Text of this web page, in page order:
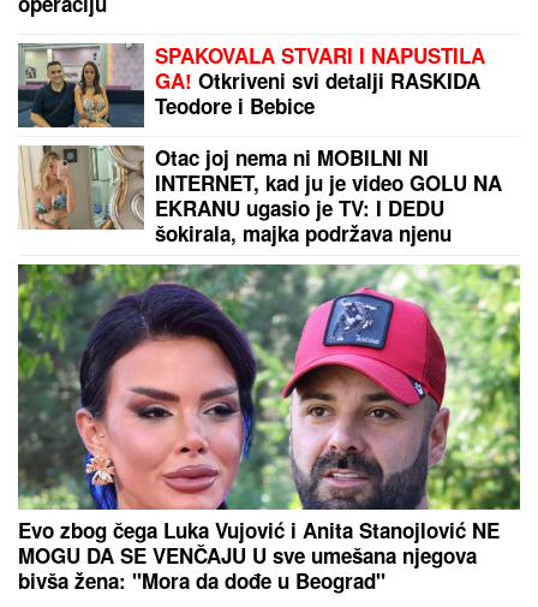
SPAKOVALA STVARI I NAPUSTILA
GA! Otkriveni svi detalji RASKIDA
Teodore i Bebice
Otac joj nema ni MOBILNI NI
INTERNET, kad ju je video GOLU NA
EKRANU ugasio je TV: I DEDU
šokirala, majka podržava njenu
karijeru! Ovo je "obična" porodica
NAJVEĆE UZDANICE HOLIVUDA
Evo zbog čega Luka Vujović i Anita Stanojlović NE
MOGU DA SE VENČAJU U sve umešana njegova
bivša žena: "Mora da dođe u Beograd"